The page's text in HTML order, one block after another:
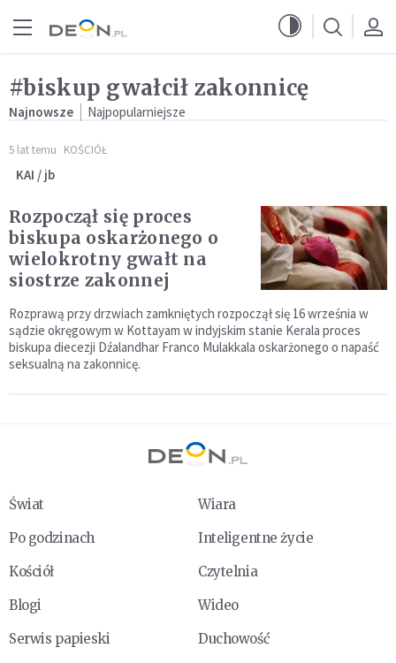
#biskup gwałcił zakonnicę
Najnowsze Najpopularniejsze
5 lat temu KOŚCIÓŁ
KAI / jb
Rozpoczął się proces
biskupa oskarżonego o
wielokrotny gwałt na
siostrze zakonnej
Rozprawą przy drzwiach zamkniętych rozpoczął się 16 września w
sądzie okręgowym w Kottayam w indyjskim stanie Kerala proces
biskupa diecezji Dźalandhar Franco Mulakkala oskarżonego o napaść
seksualną na zakonnicę.
Świat
Wiara
Po godzinach
Inteligentne życie
Kościół
Czytelnia
Blogi
Wideo
Serwis papieski
Duchowość